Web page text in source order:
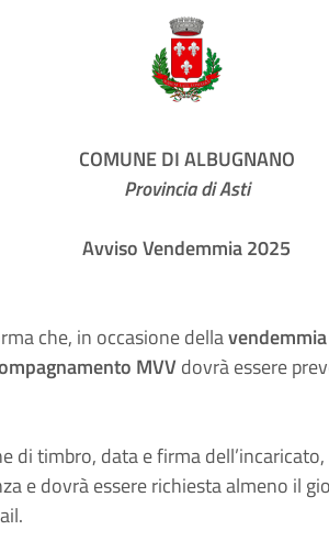
COMUNE DI ALBUGNANO
Provincia di Asti
Avviso Vendemmia 2025
che, in occasione della
MVV dovrà essere
di timbro, data e firma
e dovrà essere richiesta almeno il